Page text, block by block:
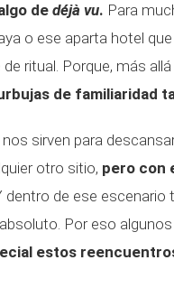
dedéjà vu. Para
o ese aparta hotel
de ritual. Porque, más
de familiaridad
nos sirven para
otro sitio, pero con
dentro de ese escenario
Por eso
estos